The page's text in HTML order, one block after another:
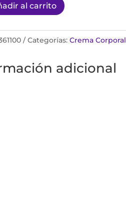
al carrito
Categorías: Crema Corporal
adicional